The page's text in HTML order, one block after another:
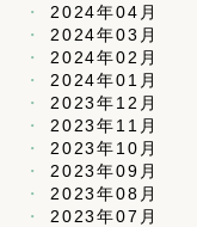
2024年04月
2024年03月
2024年02月
2024年01月
2023年12月
2023年11月
2023年10月
2023年09月
2023年08月
2023年07月